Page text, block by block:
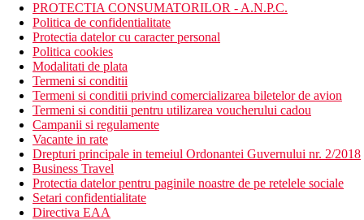
PROTECTIA CONSUMATORILOR - A.N.P.C.
Politica de confidentialitate
Protectia datelor cu caracter personal
Politica cookies
Modalitati de plata
Termeni si conditii
Termeni si conditii privind comercializarea biletelor de avion
Termeni si conditii pentru utilizarea voucherului cadou
Campanii si regulamente
Vacante in rate
Drepturi principale in temeiul Ordonantei Guvernului nr. 2/2018
Business Travel
Protectia datelor pentru paginile noastre de pe retelele sociale
Setari confidentialitate
Directiva EAA